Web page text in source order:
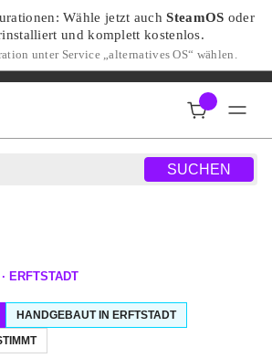
Wähle jetzt auchSteamOS oder
und komplett kostenlos.
unter Service „alternatives OS“ wählen.
SUCHEN
ERFTSTADT
HANDGEBAUT IN ERFTSTADT